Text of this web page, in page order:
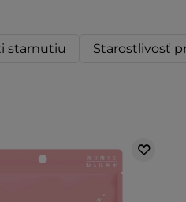
starnutiu Starostlivosť